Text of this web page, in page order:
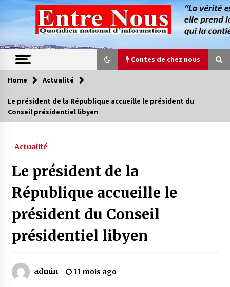
content
Contes de chez nous
Contes de chez nous
Quand la mère n’est plus là (17e partie)
Magie de sorcier
4 ans ago
Oum el Gaïla / L’ogresse du M’zab
4 ans ago
4 ans ago
Home Actualité
Le président de la République accueille le président du
Conseil présidentiel libyen
Actualité
Le président de la
République accueille le
président du Conseil
présidentiel libyen
admin 11 mois ago